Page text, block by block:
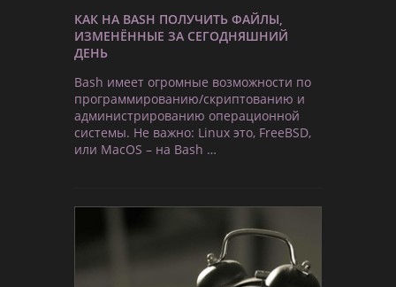
КАК НА BASH ПОЛУЧИТЬ ФАЙЛЫ,
ИЗМЕНЁННЫЕ ЗА СЕГОДНЯШНИЙ
ДЕНЬ
Bash имеет огромные возможности по
программированию/скриптованию и
администрированию операционной
системы. Не важно: Linux это, FreeBSD,
или MacOS – на Bash …